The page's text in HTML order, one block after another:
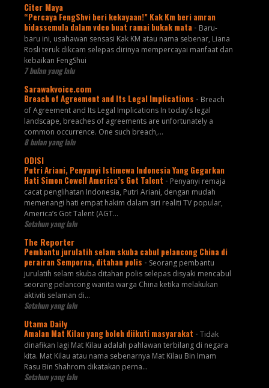
Citer Maya
“Percaya FengShvi beri kekayaan!” Kak Km beri amran
bidassemula dalam vdeo buat ramai bukak mata - Baru-
baru ini, usahawan sensasi Kak KM atau nama sebenar, Liana
Rosli teruk dikcam selepas dirinya mempercayai manfaat dan
kebaikan FengShui
7 bulan yang lalu
Sarawakvoice.com
Breach of Agreement and Its Legal Implications - Breach
of Agreement and Its Legal Implications In today’s legal
landscape, breaches of agreements are unfortunately a
common occurrence. One such breach,...
8 bulan yang lalu
ODISI
Putri Ariani, Penyanyi Istimewa Indonesia Yang Gegarkan
Hati Simon Cowell America’s Got Talent - Penyanyi remaja
cacat penglihatan Indonesia, Putri Ariani, dengan mudah
memenangi hati empat hakim dalam siri realiti TV popular,
America’s Got Talent (AGT...
Setahun yang lalu
The Reporter
Pembantu jurulatih selam skuba cabul pelancong China di
perairan Semporna, ditahan polis - Seorang pembantu
jurulatih selam skuba ditahan polis selepas disyaki mencabul
seorang pelancong wanita warga China ketika melakukan
aktiviti selaman di...
Setahun yang lalu
Utama Daily
Amalan Mat Kilau yang boleh diikuti masyarakat - Tidak
dinafikan lagi Mat Kilau adalah pahlawan terbilang di negara
kita. Mat Kilau atau nama sebenarnya Mat Kilau Bin Imam
Rasu Bin Shahrom dikatakan perna...
Setahun yang lalu